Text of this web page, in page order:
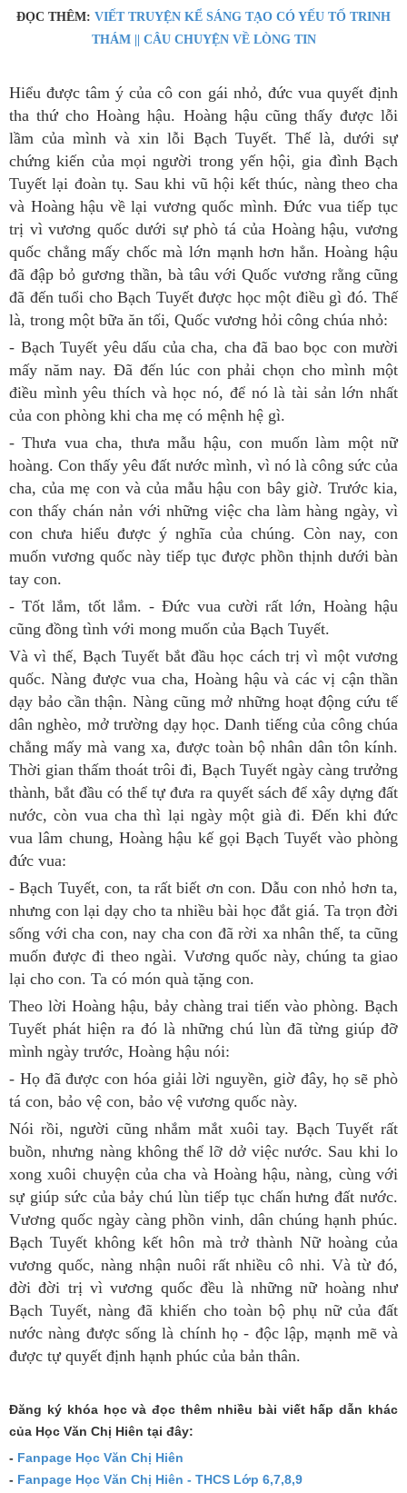
ĐỌC THÊM: VIẾT TRUYỆN KỂ SÁNG TẠO CÓ YẾU TỐ TRINH
THÁM || CÂU CHUYỆN VỀ LÒNG TIN
Hiểu được tâm ý của cô con gái nhỏ, đức vua quyết định
tha thứ cho Hoàng hậu. Hoàng hậu cũng thấy được lỗi
lầm của mình và xin lỗi Bạch Tuyết. Thế là, dưới sự
chứng kiến của mọi người trong yến hội, gia đình Bạch
Tuyết lại đoàn tụ. Sau khi vũ hội kết thúc, nàng theo cha
và Hoàng hậu về lại vương quốc mình. Đức vua tiếp tục
trị vì vương quốc dưới sự phò tá của Hoàng hậu, vương
quốc chẳng mấy chốc mà lớn mạnh hơn hẳn. Hoàng hậu
đã đập bỏ gương thần, bà tâu với Quốc vương rằng cũng
đã đến tuổi cho Bạch Tuyết được học một điều gì đó. Thế
là, trong một bữa ăn tối, Quốc vương hỏi công chúa nhỏ:
- Bạch Tuyết yêu dấu của cha, cha đã bao bọc con mười
mấy năm nay. Đã đến lúc con phải chọn cho mình một
điều mình yêu thích và học nó, để nó là tài sản lớn nhất
của con phòng khi cha mẹ có mệnh hệ gì.
- Thưa vua cha, thưa mẫu hậu, con muốn làm một nữ
hoàng. Con thấy yêu đất nước mình, vì nó là công sức của
cha, của mẹ con và của mẫu hậu con bây giờ. Trước kia,
con thấy chán nản với những việc cha làm hàng ngày, vì
con chưa hiểu được ý nghĩa của chúng. Còn nay, con
muốn vương quốc này tiếp tục được phồn thịnh dưới bàn
tay con.
- Tốt lắm, tốt lắm. - Đức vua cười rất lớn, Hoàng hậu
cũng đồng tình với mong muốn của Bạch Tuyết.
Và vì thế, Bạch Tuyết bắt đầu học cách trị vì một vương
quốc. Nàng được vua cha, Hoàng hậu và các vị cận thần
dạy bảo cần thận. Nàng cũng mở những hoạt động cứu tế
dân nghèo, mở trường dạy học. Danh tiếng của công chúa
chẳng mấy mà vang xa, được toàn bộ nhân dân tôn kính.
Thời gian thấm thoát trôi đi, Bạch Tuyết ngày càng trưởng
thành, bắt đầu có thể tự đưa ra quyết sách để xây dựng đất
nước, còn vua cha thì lại ngày một già đi. Đến khi đức
vua lâm chung, Hoàng hậu kế gọi Bạch Tuyết vào phòng
đức vua:
- Bạch Tuyết, con, ta rất biết ơn con. Dẫu con nhỏ hơn ta,
nhưng con lại dạy cho ta nhiều bài học đắt giá. Ta trọn đời
sống với cha con, nay cha con đã rời xa nhân thế, ta cũng
muốn được đi theo ngài. Vương quốc này, chúng ta giao
lại cho con. Ta có món quà tặng con.
Theo lời Hoàng hậu, bảy chàng trai tiến vào phòng. Bạch
Tuyết phát hiện ra đó là những chú lùn đã từng giúp đỡ
mình ngày trước, Hoàng hậu nói:
- Họ đã được con hóa giải lời nguyền, giờ đây, họ sẽ phò
tá con, bảo vệ con, bảo vệ vương quốc này.
Nói rồi, người cũng nhắm mắt xuôi tay. Bạch Tuyết rất
buồn, nhưng nàng không thể lỡ dở việc nước. Sau khi lo
xong xuôi chuyện của cha và Hoàng hậu, nàng, cùng với
sự giúp sức của bảy chú lùn tiếp tục chấn hưng đất nước.
Vương quốc ngày càng phồn vinh, dân chúng hạnh phúc.
Bạch Tuyết không kết hôn mà trở thành Nữ hoàng của
vương quốc, nàng nhận nuôi rất nhiều cô nhi. Và từ đó,
đời đời trị vì vương quốc đều là những nữ hoàng như
Bạch Tuyết, nàng đã khiến cho toàn bộ phụ nữ của đất
nước nàng được sống là chính họ - độc lập, mạnh mẽ và
được tự quyết định hạnh phúc của bản thân.
Đăng ký khóa học và đọc thêm nhiều bài viết hấp dẫn khác
của Học Văn Chị Hiên tại đây:
- Fanpage Học Văn Chị Hiên
- Fanpage Học Văn Chị Hiên - THCS Lớp 6,7,8,9